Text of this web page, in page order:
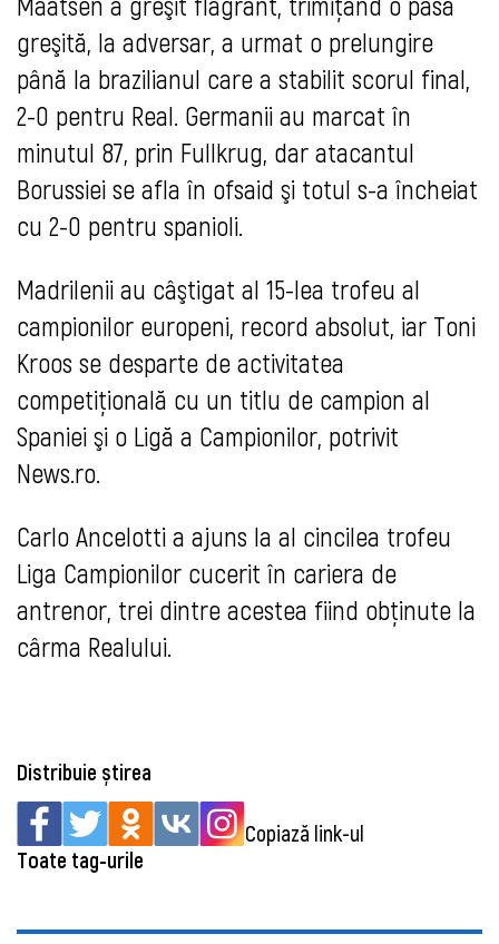
greşită, la adversar, a urmat o prelungire
până la brazilianul care a stabilit scorul final,
2-0 pentru Real. Germanii au marcat în
minutul 87, prin Fullkrug, dar atacantul
Borussiei se afla în ofsaid şi totul s-a încheiat
cu 2-0 pentru spanioli.
Madrilenii au câştigat al 15-lea trofeu al
campionilor europeni, record absolut, iar Toni
Kroos se desparte de activitatea
competiţională cu un titlu de campion al
Spaniei şi o Ligă a Campionilor, potrivit
News.ro.
Carlo Ancelotti a ajuns la al cincilea trofeu
Liga Campionilor cucerit în cariera de
antrenor, trei dintre acestea fiind obţinute la
cârma Realului.
Distribuie știrea
Copiază link-ul
Toate tag-urile